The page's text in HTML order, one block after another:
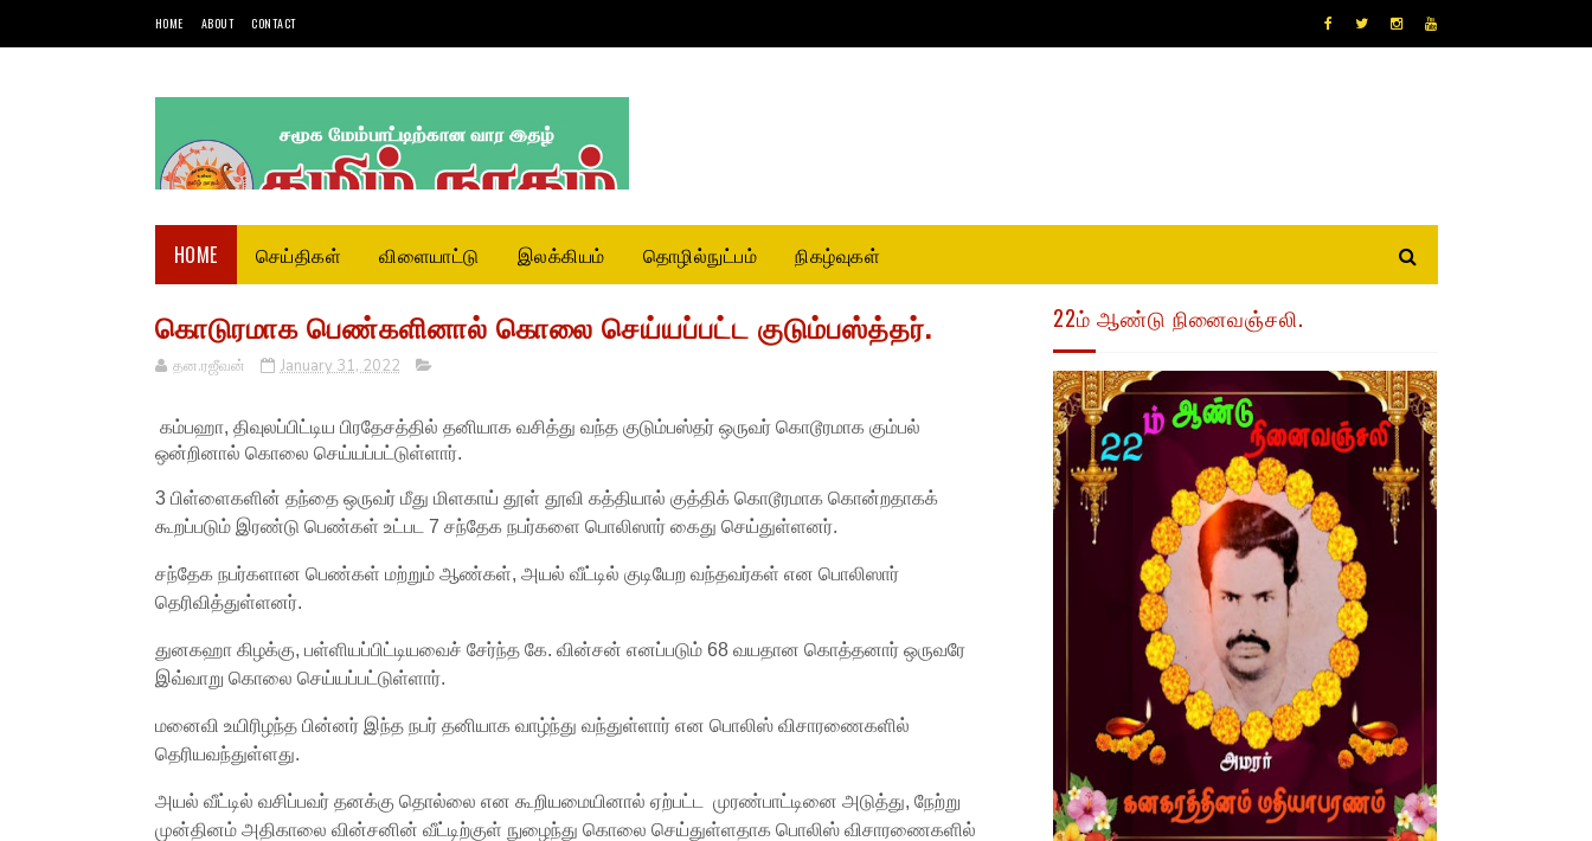
HOME ABOUT CONTACT
HOME செய்திகள் விளையாட்டு இலக்கியம் தொழில்நுட்பம் நிகழ்வுகள்
கொடுரமாக பெண்களினால் கொலை செய்யப்பட்ட குடும்பஸ்த்தர்.
தன.ரஜீவன் January 31, 2022
கம்பஹா, திவுலப்பிட்டிய பிரதேசத்தில் தனியாக வசித்து வந்த குடும்பஸ்தர் ஒருவர் கொடூரமாக கும்பல்
ஒன்றினால் கொலை செய்யப்பட்டுள்ளார்.
3 பிள்ளைகளின் தந்தை ஒருவர் மீது மிளகாய் தூள் தூவி கத்தியால் குத்திக் கொடூரமாக கொன்றதாகக்
கூறப்படும் இரண்டு பெண்கள் உட்பட 7 சந்தேக நபர்களை பொலிஸார் கைது செய்துள்ளனர்.
சந்தேக நபர்களான பெண்கள் மற்றும் ஆண்கள், அயல் வீட்டில் குடியேற வந்தவர்கள் என பொலிஸார்
தெரிவித்துள்ளனர்.
துனகஹா கிழக்கு, பள்ளியப்பிட்டியவைச் சேர்ந்த கே. வின்சன் எனப்படும் 68 வயதான கொத்தனார் ஒருவரே
இவ்வாறு கொலை செய்யப்பட்டுள்ளார்.
மனைவி உயிரிழந்த பின்னர் இந்த நபர் தனியாக வாழ்ந்து வந்துள்ளார் என பொலிஸ் விசாரணைகளில்
தெரியவந்துள்ளது.
அயல் வீட்டில் வசிப்பவர் தனக்கு தொல்லை என கூறியமையினால் ஏற்பட்ட முரண்பாட்டினை அடுத்து, நேற்று
முன்தினம் அதிகாலை வின்சனின் வீட்டிற்குள் நுழைந்து கொலை செய்துள்ளதாக பொலிஸ் விசாரணைகளில்
22ம் ஆண்டு நினைவஞ்சலி.